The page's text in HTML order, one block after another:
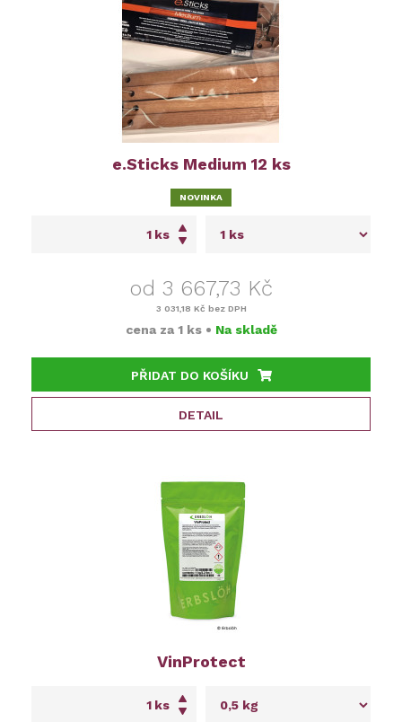
e.Sticks Medium 12 ks
ks
od 3 667,73 Kč
3 031,18 Kč bez DPH
cena za 1 ks • Na skladě
NOVINKA
PŘIDAT DO KOŠÍKU
DETAIL
VinProtect
ks